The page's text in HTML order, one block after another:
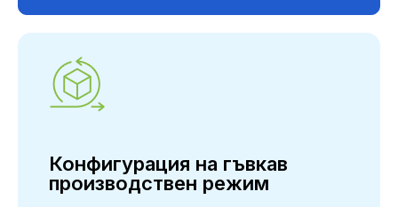
поддръжка
Конфигурация на гъвкав
производствен режим